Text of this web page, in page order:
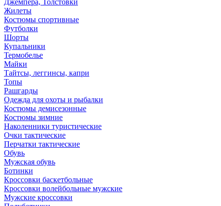
Джемпера, Толстовки
Жилеты
Костюмы спортивные
Футболки
Шорты
Купальники
Термобелье
Майки
Тайтсы, леггинсы, капри
Топы
Рашгарды
Одежда для охоты и рыбалки
Костюмы демисезонные
Костюмы зимние
Наколенники туристические
Очки тактические
Перчатки тактические
Обувь
Мужская обувь
Ботинки
Кроссовки баскетбольные
Кроссовки волейбольные мужские
Мужские кроссовки